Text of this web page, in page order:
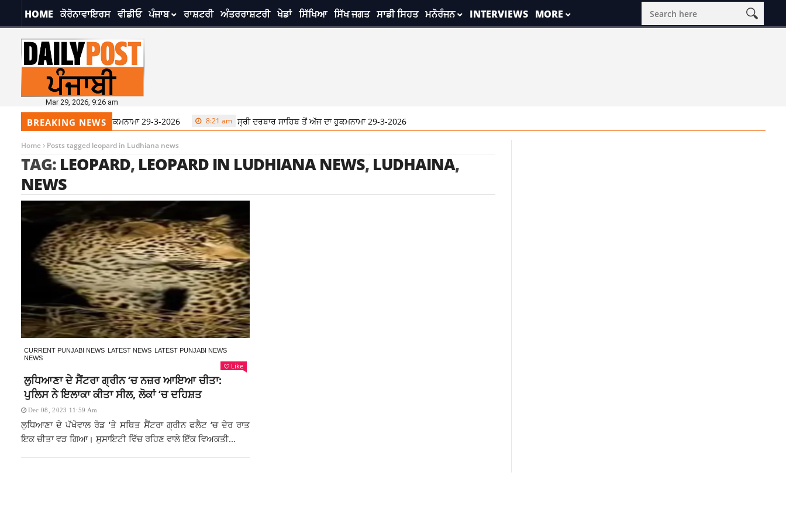
HOME ਕੋਰੋਨਾਵਾਇਰਸ ਵੀਡੀਓ ਪੰਜਾਬ ਰਾਸ਼ਟਰੀ ਅੰਤਰਰਾਸ਼ਟਰੀ ਖੇਡਾਂ ਸਿੱਖਿਆ ਸਿੱਖ ਜਗਤ ਸਾਡੀ ਸਿਹਤ ਮਨੋਰੰਜਨ INTERVIEWS MORE
Mar 29, 2026, 9:26 am
BREAKING NEWS
ਸ੍ਰੀ ਦਰਬਾਰ ਸਾਹਿਬ ਤੋਂ ਅੱਜ ਦਾ ਹੁਕਮਨਾਮਾ 29-3-2026 8:21 am ਸ੍ਰੀ ਦਰਬਾਰ ਸਾਹਿਬ ਤੋਂ ਅੱਜ ਦਾ ਹੁਕਮਨਾਮਾ 29-3-2026
Home Posts tagged leopard in Ludhiana news
TAG: LEOPARD, LEOPARD IN LUDHIANA NEWS, LUDHAINA,
NEWS
CURRENT PUNJABI NEWS LATEST NEWS LATEST PUNJABI NEWS
NEWS
Like
ਲੁਧਿਆਣਾ ਦੇ ਸੈਂਟਰਾ ਗ੍ਰੀਨ ‘ਚ ਨਜ਼ਰ ਆਇਆ ਚੀਤਾ:
ਪੁਲਿਸ ਨੇ ਇਲਾਕਾ ਕੀਤਾ ਸੀਲ, ਲੋਕਾਂ ‘ਚ ਦਹਿਸ਼ਤ
Dec 08, 2023 11:59 Am
ਲੁਧਿਆਣਾ ਦੇ ਪੱਖੋਵਾਲ ਰੋਡ ‘ਤੇ ਸਥਿਤ ਸੈਂਟਰਾ ਗ੍ਰੀਨ ਫਲੈਟ ‘ਚ ਦੇਰ ਰਾਤ
ਇਕ ਚੀਤਾ ਵੜ ਗਿਆ। ਸੁਸਾਇਟੀ ਵਿੱਚ ਰਹਿਣ ਵਾਲੇ ਇੱਕ ਵਿਅਕਤੀ...